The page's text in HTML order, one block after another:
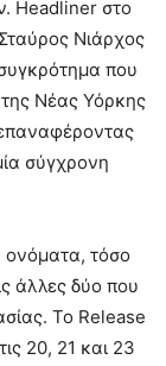
Headliner στο
Νιάρχος
που
Νέας Υόρκης
σύγχρονη
ονόματα, τόσο
άλλες δύο που
Το Release
20, 21 και 23